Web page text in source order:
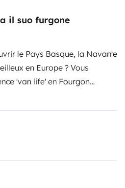
il suo furgone
le Pays Basque, la Navarre
en Europe ? Vous
'van life' en Fourgon
la saison ? Félicitations
! Equipé pour 4
de découvrir d'une manière